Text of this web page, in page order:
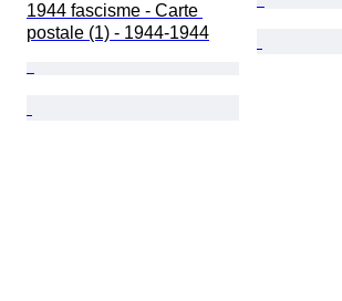
1944 fascisme - Carte
postale (1) - 1944-1944